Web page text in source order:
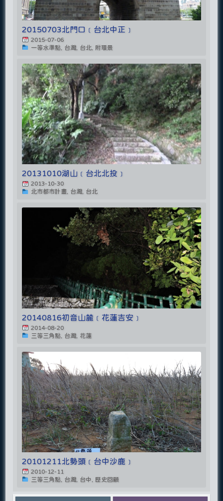
20150703北門口﹝台北中正﹞
2015-07-06
一等水準點, 台灣, 台北, 附環景
20131010湖山﹝台北北投﹞
2013-10-30
北市都市計畫, 台灣, 台北
20140816初音山麓﹝花蓮吉安﹞
2014-08-20
三等三角點, 台灣, 花蓮
20101211北勢頭﹝台中沙鹿﹞
2010-12-11
三等三角點, 台灣, 台中, 歷史回顧